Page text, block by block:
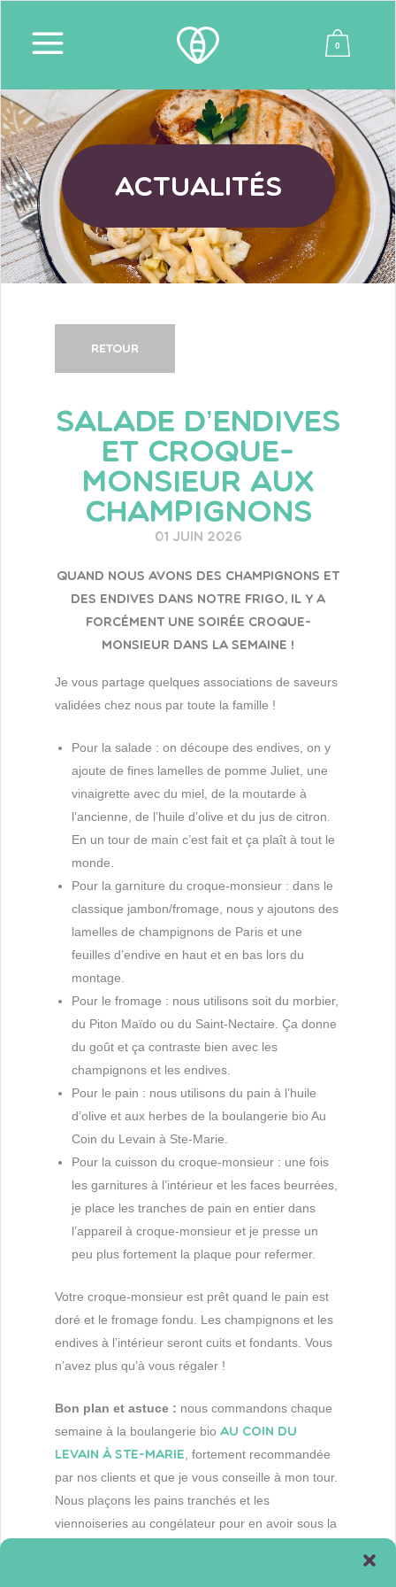
0
Actualités
Retour
SALADE D’ENDIVES
ET CROQUE-
MONSIEUR AUX
CHAMPIGNONS
01 juin 2026
Quand nous avons des champignons et
des endives dans notre frigo, il y a
forcément une soirée croque-
monsieur dans la semaine !
Je vous partage quelques associations de saveurs
validées chez nous par toute la famille !
Pour la salade : on découpe des endives, on y
ajoute de fines lamelles de pomme Juliet, une
vinaigrette avec du miel, de la moutarde à
l’ancienne, de l’huile d’olive et du jus de citron.
En un tour de main c’est fait et ça plaît à tout le
monde.
Pour la garniture du croque-monsieur : dans le
classique jambon/fromage, nous y ajoutons des
lamelles de champignons de Paris et une
feuilles d’endive en haut et en bas lors du
montage.
Pour le fromage : nous utilisons soit du morbier,
du Piton Maïdo ou du Saint-Nectaire. Ça donne
du goût et ça contraste bien avec les
champignons et les endives.
Pour le pain : nous utilisons du pain à l’huile
d’olive et aux herbes de la boulangerie bio Au
Coin du Levain à Ste-Marie.
Pour la cuisson du croque-monsieur : une fois
les garnitures à l’intérieur et les faces beurrées,
je place les tranches de pain en entier dans
l’appareil à croque-monsieur et je presse un
peu plus fortement la plaque pour refermer.
Votre croque-monsieur est prêt quand le pain est
doré et le fromage fondu. Les champignons et les
endives à l’intérieur seront cuits et fondants. Vous
n’avez plus qu’à vous régaler !
Bon plan et astuce : nous commandons chaque
semaine à la boulangerie bio Au Coin du
Levain à Ste-Marie , fortement recommandée
par nos clients et que je vous conseille à mon tour.
Nous plaçons les pains tranchés et les
viennoiseries au congélateur pour en avoir sous la